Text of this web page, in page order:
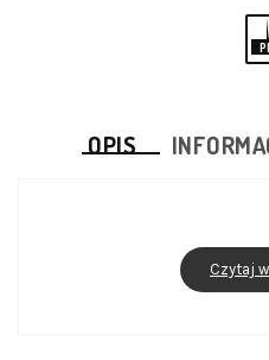
OPIS
Czytaj